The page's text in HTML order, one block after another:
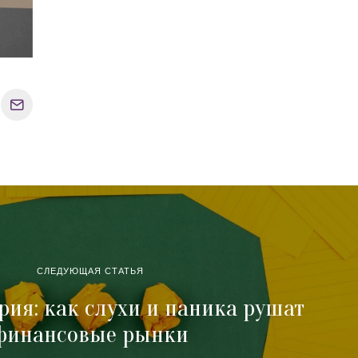
СЛЕДУЮЩАЯ СТАТЬЯ
как слухи и паника рушат
рынки